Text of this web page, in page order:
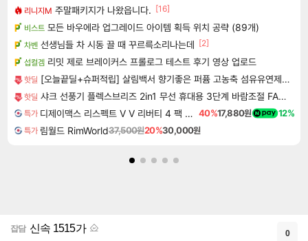
리니지M 주말패키지가 나왔읍니다. [16]
비스트 모든 바우에라 업그레이드 아이템 획득 위치 공략 (89개)
차벤 선생님들 차 시동 끌 때 꾸르륵소리나는데 [2]
섭컬겜 리밋 제로 브레이커스 프롤로그 테스트 후기 영상 업로드
핫딜 [오늘끝딜+슈퍼적립] 살림백서 향기좋은 퍼퓸 고농축 섬유유연제 리필 2LX3개입 일랑일랑 대용량 향좋은
핫딜 샤크 선풍기 플렉스브리즈 2in1 무선 휴대용 3단계 바람조절 FA200KR
특가 디제이맥스 리스펙트 V V 리버티 4 팩 DJMAX RESPECT V V Liberty 4 Pack DLC 40%17,880원 12%
특가 림월드 RimWorld37,500원20%30,000원
잡담 신속 1515가 0